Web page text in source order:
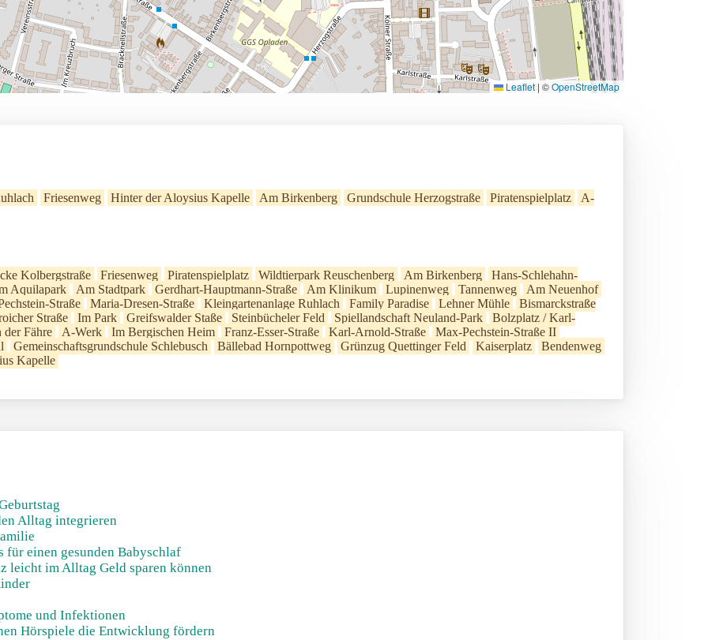
Leaflet | ©OpenStreetMap
Friesenweg Hinter der Aloysius Kapelle Am Birkenberg Grundschule Herzogstraße Piratenspielplatz A-
Kolbergstraße Friesenweg Piratenspielplatz Wildtierpark Reuschenberg Am Birkenberg
Hans-Schlehahn-
Aquilapark
Am Stadtpark Gerdhart-Hauptmann-Straße Am Klinikum Lupinenweg Tannenweg
Am Neuenhof
Straße
Maria-Dresen-Straße Kleingartenanlage Ruhlach Family Paradise Lehner Mühle
Bismarckstraße
Straße
Im Park Greifswalder Staße Steinbücheler Feld Spiellandschaft Neuland-Park
Bolzplatz / Karl-
der Fähre
A-Werk Im Bergischen Heim Franz-Esser-Straße Karl-Arnold-Straße
Max-Pechstein-Straße II
Gemeinschaftsgrundschule Schlebusch Bällebad Hornpottweg Grünzug Quettinger Feld Kaiserplatz
Bendenweg
Kapelle
Alltag integrieren
für einen gesunden Babyschlaf
leicht im Alltag Geld sparen können
und Infektionen
Hörspiele die Entwicklung fördern